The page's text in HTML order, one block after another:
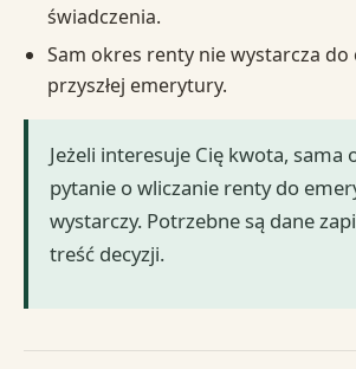
świadczenia.
Sam okres renty nie wystarcza do
przyszłej emerytury.
Jeżeli interesuje Cię kwota, sama
pytanie o wliczanie renty do
wystarczy. Potrzebne są dane
treść decyzji.